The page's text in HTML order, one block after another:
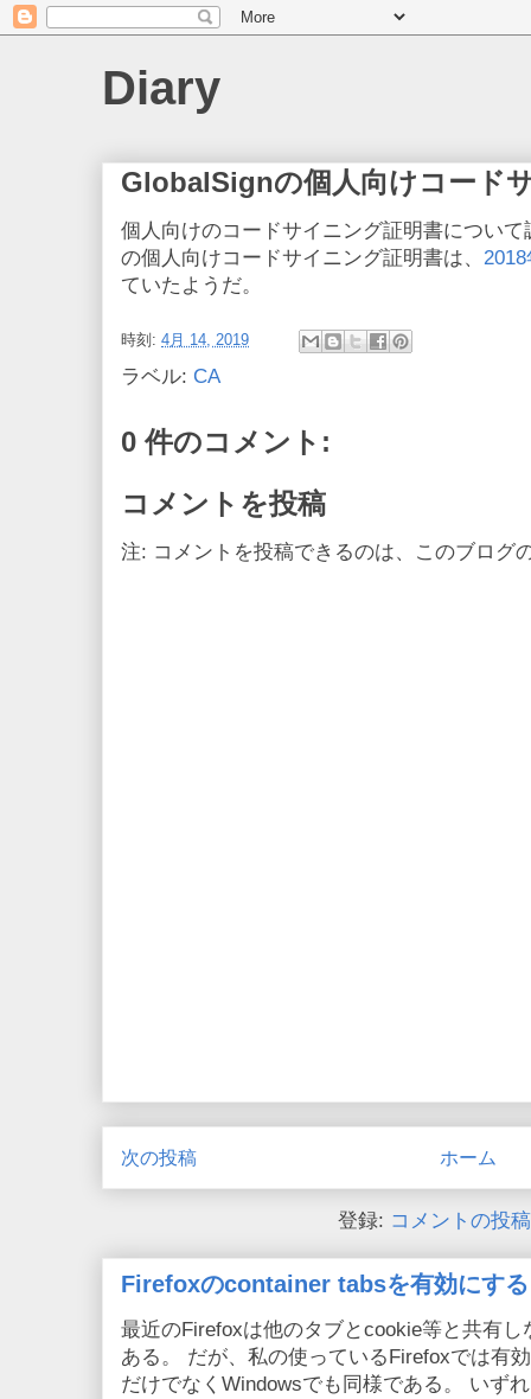
Diary
GlobalSignの個人向けコード
個人向けのコードサイニング証明書につい
の個人向けコードサイニング証明書は、
ていたようだ。
時刻: 4月 14, 2019
ラベル: CA
0 件のコメント:
コメントを投稿
注: コメントを投稿できるのは、このブログ
次の投稿 ホーム
登録: コメントの投
Firefoxのcontainer tabsを有効にする
最近のFirefoxは他のタブとcookie等と共有
ある。 だが、私の使っているFirefoxでは有
だけでなくWindowsでも同様である。 いず